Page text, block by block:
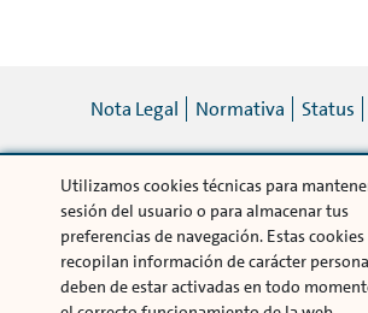
Utilizamos cookies técnicas para
sesión del usuario o para almacenar tus
preferencias de navegación. Estas cookies
recopilan información de carácter
deben de estar activadas en todo
Nota Legal Normativa Status
© Volkswagen Bank
Volkswagen Financial Services es una marca
GmbH Sucursal en España. Avda. de Bruselas 34 28108
Registro Mercantil de la provincia de Madrid. Tomo
287573 Inscrita con el nº 1480 Registro Especial del Banco
W0042741I